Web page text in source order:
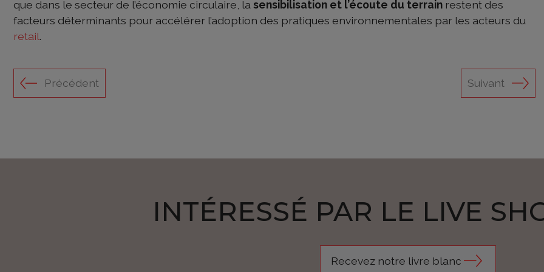
que dans le secteur de l’économie circulaire, la sensibilisation et l’écoute du terrain restent des
facteurs déterminants pour accélérer l’adoption des pratiques environnementales par les acteurs du
retail.
Précédent Suivant
INTÉRESSÉ PAR LE LIVE
Recevez notre livre blanc